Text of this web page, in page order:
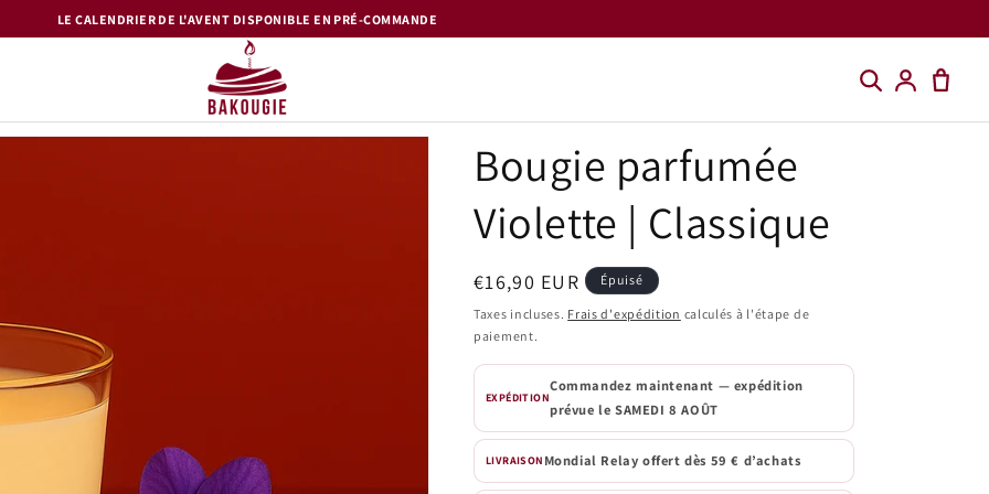
LE CALENDRIER DE L'AVENT DISPONIBLE EN PRÉ-COMMANDE
Bougie parfumée
Violette | Classique
Prix
habituel
€16,90 EUR Épuisé
Taxes incluses. Frais d'expédition calculés à l'étape de
paiement.
EXPÉDITION
Commandez maintenant — expédition
prévue le SAMEDI 8 AOÛT
LIVRAISON Mondial Relay offert dès 59 € d’achats